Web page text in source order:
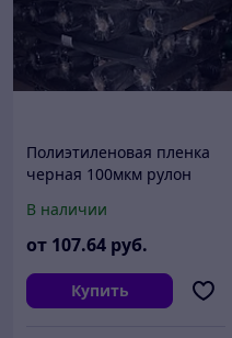
Полиэтиленовая пленка
черная 100мкм рулон
В наличии
от 107.64 руб.
Купить